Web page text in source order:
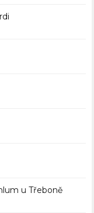
u Třeboně